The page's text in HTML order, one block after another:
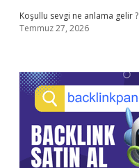
Koşullu sevgi ne anlama gelir ?
Temmuz 27, 2026